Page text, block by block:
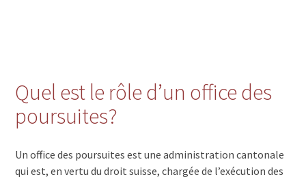
Quel est le rôle d’un office des
poursuites?
Un office des poursuites est une administration cantonale
qui est, en vertu du droit suisse, chargée de l’exécution des